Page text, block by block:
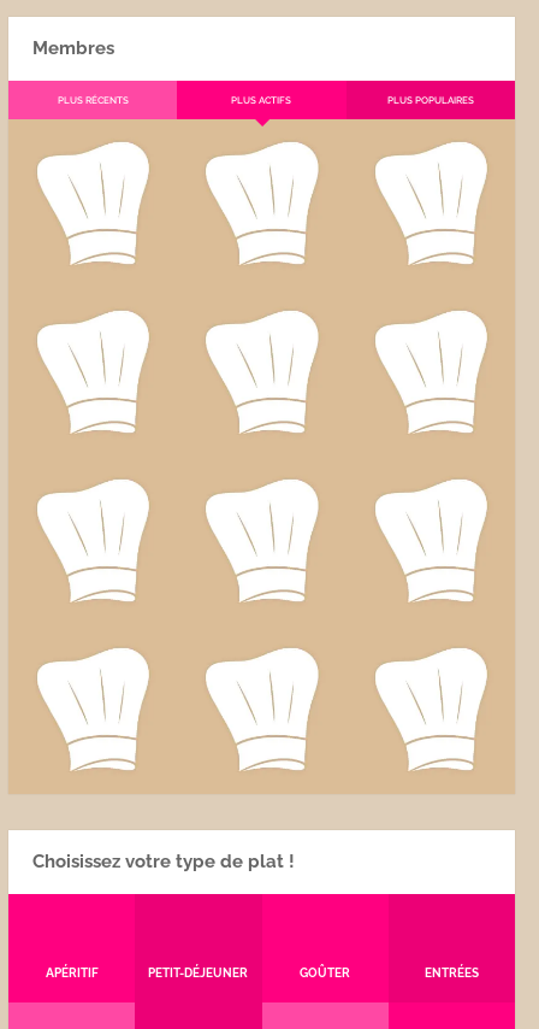
Membres
PLUS RÉCENTS PLUS ACTIFS PLUS POPULAIRES
Choisissez votre type de plat !
APÉRITIF PETIT-DÉJEUNER GOÛTER ENTRÉES